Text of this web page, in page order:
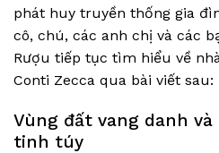
phát huy truyền thống gia
cô, chú, các anh chị và các
Rượu tiếp tục tìm hiểu về
Conti Zecca qua bài viết sau:
Vùng đất vang danh
tinh túy